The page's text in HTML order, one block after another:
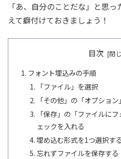
「あ、自分のことだな」と思
えて癖付けておきましょう！
目次
フォント埋込みの手順
「ファイル」を選択
「その他」の「オプショ
「保存」の「ファイルに
ェックを入れる
埋め込む形式を1つ選択する
忘れずファイルを保存する